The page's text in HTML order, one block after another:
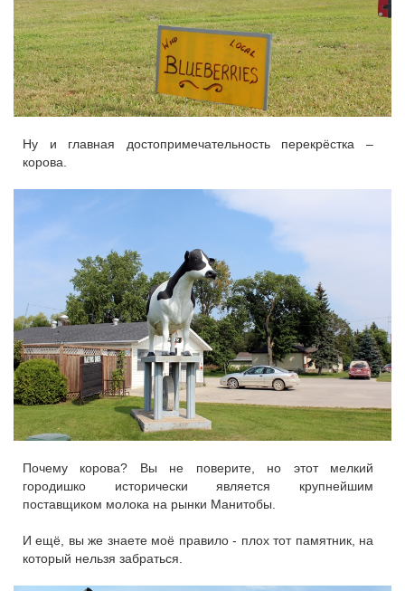
Ну и главная достопримечательность перекрёстка –
корова.
Почему корова? Вы не поверите, но этот мелкий
городишко исторически является крупнейшим
поставщиком молока на рынки Манитобы.
И ещё, вы же знаете моё правило - плох тот памятник, на
который нельзя забраться.